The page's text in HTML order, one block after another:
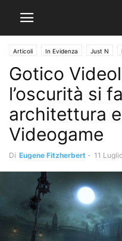
Articoli In Evidenza Just N
Gotico
l’oscurità si
architettura
Videogame
Di Eugene Fitzherbert - 11